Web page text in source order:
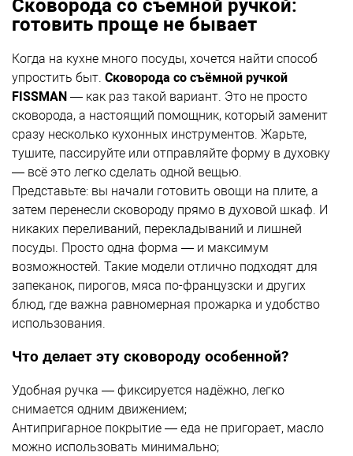
Сковорода со съёмной ручкой:
готовить проще не бывает
Когда на кухне много посуды, хочется найти способ
упростить быт. Сковорода со съёмной ручкой
FISSMAN — как раз такой вариант. Это не просто
сковорода, а настоящий помощник, который заменит
сразу несколько кухонных инструментов. Жарьте,
тушите, пассируйте или отправляйте форму в духовку
— всё это легко сделать одной вещью.
Представьте: вы начали готовить овощи на плите, а
затем перенесли сковороду прямо в духовой шкаф. И
никаких переливаний, перекладываний и лишней
посуды. Просто одна форма — и максимум
возможностей. Такие модели отлично подходят для
запеканок, пирогов, мяса по-французски и других
блюд, где важна равномерная прожарка и удобство
использования.
Что делает эту сковороду особенной?
Удобная ручка — фиксируется надёжно, легко
снимается одним движением;
Антипригарное покрытие — еда не пригорает, масло
можно использовать минимально;